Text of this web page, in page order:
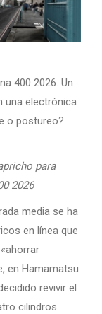
400 2026. Un
una electrónica
o postureo?
para
2026
media se ha
en línea que
en Hamamatsu
revivir el
cilindros